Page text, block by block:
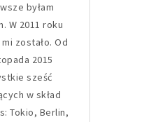
byłam
W 2011 roku
zostało. Od
2015
sześć
w skład
Tokio, Berlin,